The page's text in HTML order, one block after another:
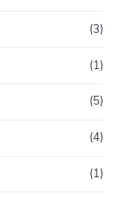
(3)
(1)
(5)
(4)
(1)